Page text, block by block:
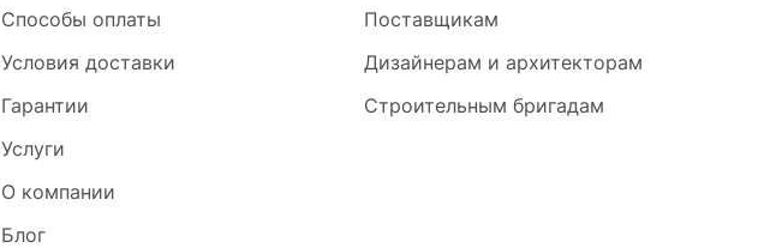
Способы оплаты
Условия доставки
Гарантии
Услуги
О компании
Блог
Поставщикам
Дизайнерам и архитекторам
Строительным бригадам